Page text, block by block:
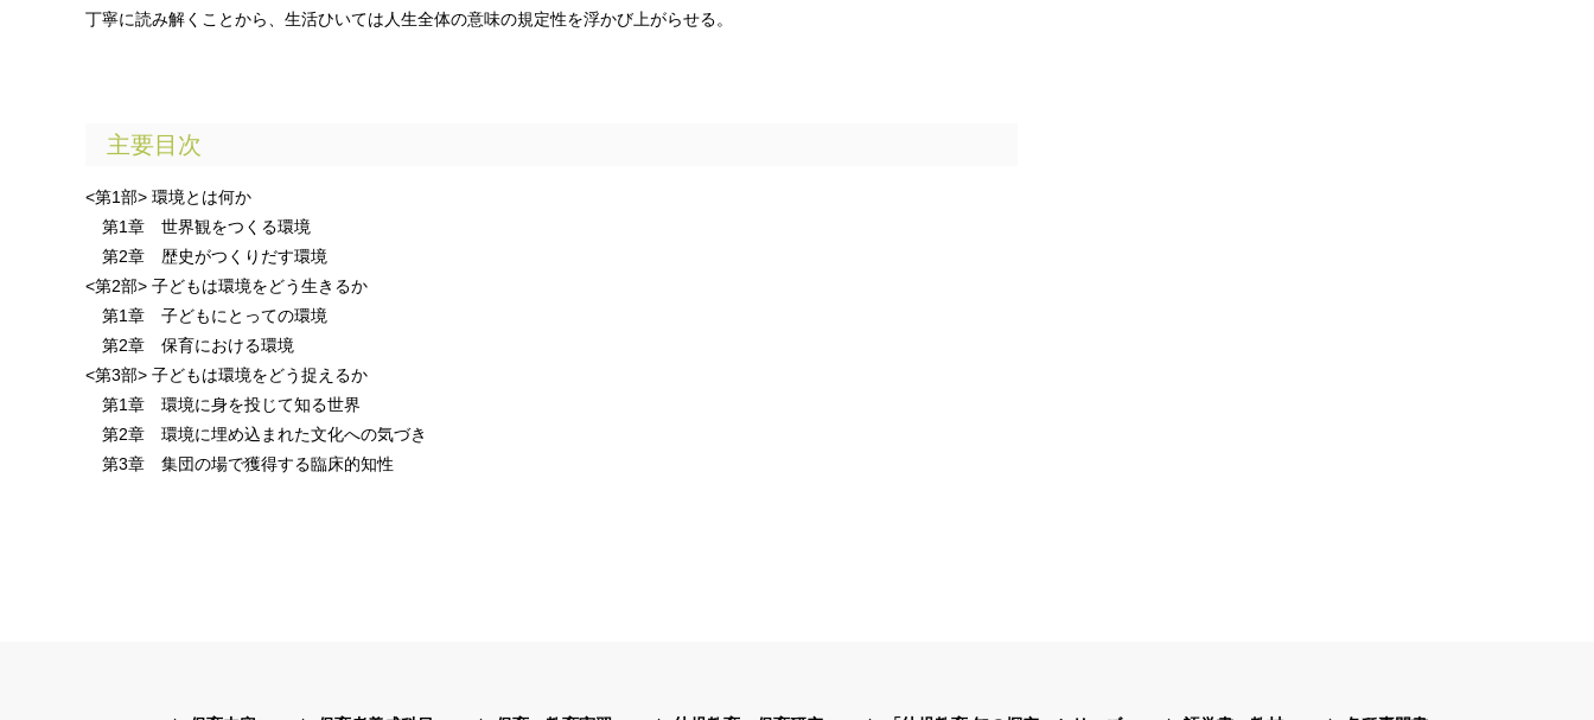
丁寧に読み解くことから、生活ひいては人生全体の意味の規定性を浮かび上がらせる。
主要目次
<第1部> 環境とは何か
第1章 世界観をつくる環境
第2章 歴史がつくりだす環境
<第2部> 子どもは環境をどう生きるか
第1章 子どもにとっての環境
第2章 保育における環境
<第3部> 子どもは環境をどう捉えるか
第1章 環境に身を投じて知る世界
第2章 環境に埋め込まれた文化への気づき
第3章 集団の場で獲得する臨床的知性